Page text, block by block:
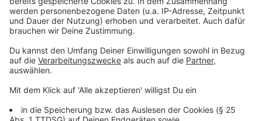
Täterbeschreibung zum Räuber aus Velbert:
- männlich
- circa 25 Jahre alt